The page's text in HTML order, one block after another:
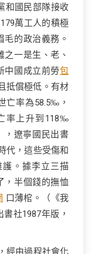
和國民部隊接收
萬工人的積極
的政治義務。
一是生、老、
中國成立前勞包
抵償極低。有材
亡率為58.5‰，
率上升到118‰
，遼寧國民出書
代，這些受傷和
護。據李立三描
，半個錢的撫恤
口薄棺。（《我
社1987年版，
經由過程社會化